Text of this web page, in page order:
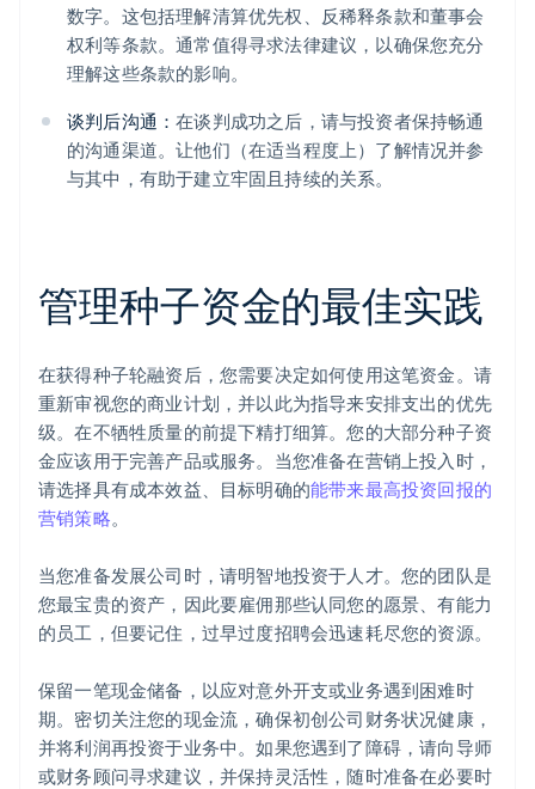
数字。这包括理解清算优先权、反稀释条款和董事会
权利等条款。通常值得寻求法律建议，以确保您充分
理解这些条款的影响。
谈判后沟通：在谈判成功之后，请与投资者保持畅通
的沟通渠道。让他们（在适当程度上）了解情况并参
与其中，有助于建立牢固且持续的关系。
管理种子资金的最佳实践
在获得种子轮融资后，您需要决定如何使用这笔资金。请
重新审视您的商业计划，并以此为指导来安排支出的优先
级。在不牺牲质量的前提下精打细算。您的大部分种子资
金应该用于完善产品或服务。当您准备在营销上投入时，
请选择具有成本效益、目标明确的能带来最高投资回报的
营销策略。
当您准备发展公司时，请明智地投资于人才。您的团队是
您最宝贵的资产，因此要雇佣那些认同您的愿景、有能力
的员工，但要记住，过早过度招聘会迅速耗尽您的资源。
保留一笔现金储备，以应对意外开支或业务遇到困难时
期。密切关注您的现金流，确保初创公司财务状况健康，
并将利润再投资于业务中。如果您遇到了障碍，请向导师
或财务顾问寻求建议，并保持灵活性，随时准备在必要时